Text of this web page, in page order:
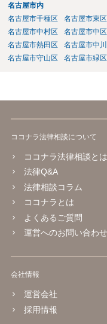
名古屋市内
名古屋市千種区
名古屋市東区
名古屋市中村区
名古屋市中区
名古屋市熱田区
名古屋市中
名古屋市守山区
名古屋市緑区
ココナラ法律相談について
ココナラ法律相談とは
法律Q&A
法律相談コラム
ココナラとは
よくあるご質問
運営へのお問い合わせ
会社情報
運営会社
採用情報